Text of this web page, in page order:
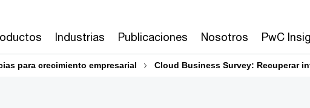
Industrias Publicaciones Nosotros PwC
para crecimiento empresarial Cloud Business Survey: Recuperar